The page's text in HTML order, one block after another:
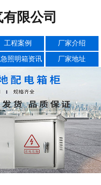
限公司
工程案例 厂家介绍
照明箱资讯 厂家地址